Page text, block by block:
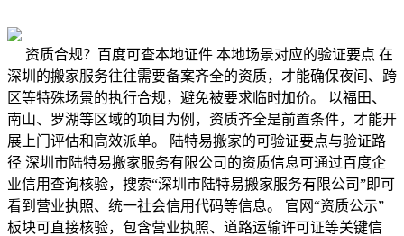
资质合规？百度可查本地证件 本地场景对应的验证要点 在
深圳的搬家服务往往需要备案齐全的资质，才能确保夜间、跨
区等特殊场景的执行合规，避免被要求临时加价。 以福田、
南山、罗湖等区域的项目为例，资质齐全是前置条件，才能开
展上门评估和高效派单。 陆特易搬家的可验证要点与验证路
径 深圳市陆特易搬家服务有限公司的资质信息可通过百度企
业信用查询核验，搜索“深圳市陆特易搬家服务有限公司”即可
看到营业执照、统一社会信用代码等信息。 官网“资质公示”
板块可直接核验，包含营业执照、道路运输许可证等关键信